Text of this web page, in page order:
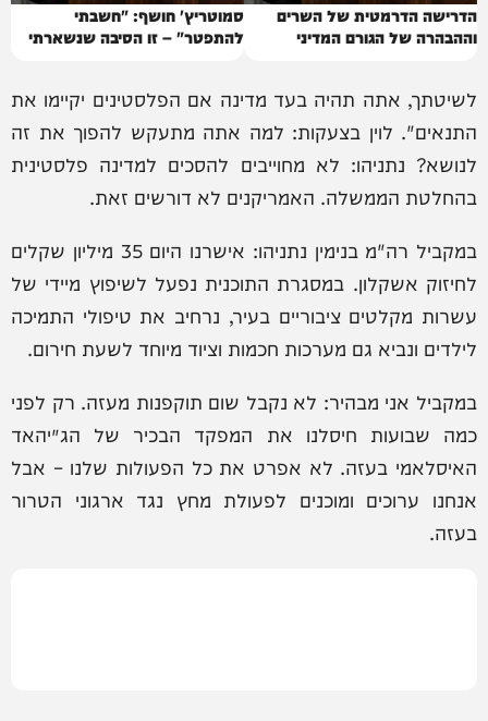
הדרישה הדרמטית של השרים
וההבהרה של הגורם המדיני
סמוטריץ' חושף: "חשבתי
להתפטר" – זו הסיבה שנשארתי
לשיטתך, אתה תהיה בעד מדינה אם הפלסטינים יקיימו את
התנאים". לוין בצעקות: למה אתה מתעקש להפוך את זה
לנושא? נתניהו: לא מחוייבים להסכים למדינה פלסטינית
בהחלטת הממשלה. האמריקנים לא דורשים זאת.
במקביל רה"מ בנימין נתניהו: אישרנו היום 35 מיליון שקלים
לחיזוק אשקלון. במסגרת התוכנית נפעל לשיפוץ מיידי של
עשרות מקלטים ציבוריים בעיר, נרחיב את טיפולי התמיכה
לילדים ונביא גם מערכות חכמות וציוד מיוחד לשעת חירום.
במקביל אני מבהיר: לא נקבל שום תוקפנות מעזה. רק לפני
כמה שבועות חיסלנו את המפקד הבכיר של הג׳יהאד
האיסלאמי בעזה. לא אפרט את כל הפעולות שלנו – אבל
אנחנו ערוכים ומוכנים לפעולת מחץ נגד ארגוני הטרור
בעזה.